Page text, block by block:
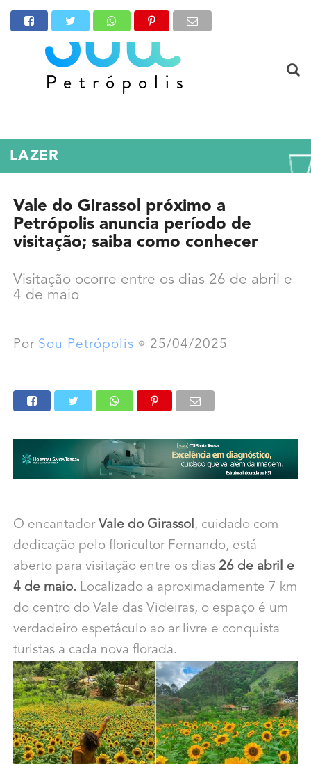
LAZER
Vale do Girassol próximo a
Petrópolis anuncia período de
visitação; saiba como conhecer
Visitação ocorre entre os dias 26 de abril e
4 de maio
Por Sou Petrópolis 25/04/2025
O encantador Vale do Girassol, cuidado com
dedicação pelo floricultor Fernando, está
aberto para visitação entre os dias 26 de abril e
4 de maio.Localizado a aproximadamente 7 km
do centro do Vale das Videiras, o espaço é um
verdadeiro espetáculo ao ar livre e conquista
turistas a cada nova florada.